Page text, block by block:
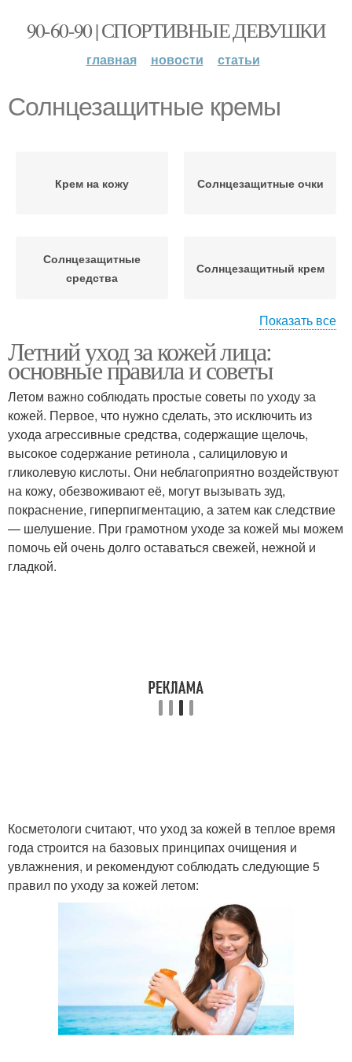
90-60-90 | СПОРТИВНЫЕ ДЕВУШКИ
главная новости статьи
Солнцезащитные кремы
Крем на кожу Солнцезащитные очки
Солнцезащитные
средства
Солнцезащитный крем
Крем для лица Солнцезащитный кушон
Солнцезащитный крем-
гель
Крем для тела
Показать все
Летний уход за кожей лица:
основные правила и советы
Летом важно соблюдать простые советы по уходу за
кожей. Первое, что нужно сделать, это исключить из
ухода агрессивные средства, содержащие щелочь,
высокое содержание ретинола , салициловую и
гликолевую кислоты. Они неблагоприятно воздействуют
на кожу, обезвоживают её, могут вызывать зуд,
покраснение, гиперпигментацию, а затем как следствие
— шелушение. При грамотном уходе за кожей мы можем
помочь ей очень долго оставаться свежей, нежной и
гладкой.
Косметологи считают, что уход за кожей в теплое время
года строится на базовых принципах очищения и
увлажнения, и рекомендуют соблюдать следующие 5
правил по уходу за кожей летом: